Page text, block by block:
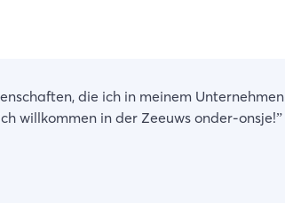
die ich in meinem Unternehmen
willkommen in der Zeeuws onder-onsje!”